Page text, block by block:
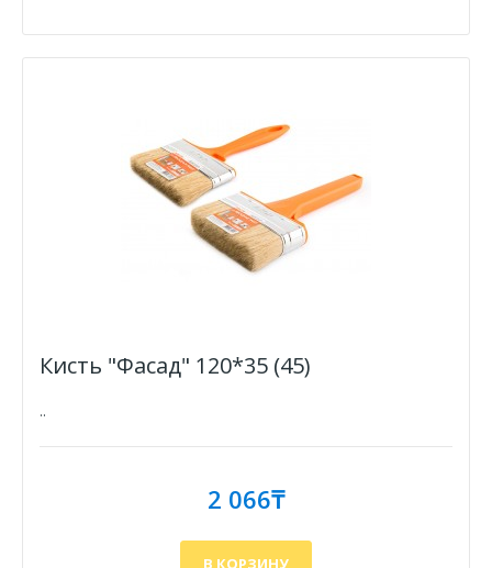
Кисть "Фасад" 120*35 (45)
..
2 066₸
В КОРЗИНУ